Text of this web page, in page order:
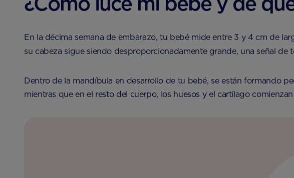
En la décima semana de embarazo, tu bebé mide entre 3 y 4 cm de
su cabeza sigue siendo desproporcionadamente grande, una señal
Dentro de la mandíbula en desarrollo de tu bebé, se están formando
mientras que en el resto del cuerpo, los huesos y el cartílago